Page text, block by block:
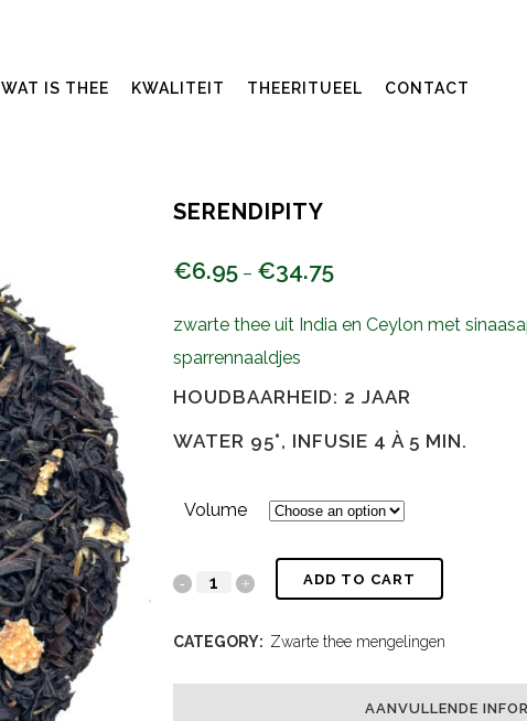
WAT IS THEE KWALITEIT THEERITUEEL CONTACT
SERENDIPITY
€6.95 – €34.75
zwarte thee uit India en Ceylon met
sparrennaaldjes
HOUDBAARHEID: 2 JAAR
WATER 95°, INFUSIE 4 À 5 MIN.
Volume
ADD TO CART
CATEGORY: Zwarte thee mengelingen
AANVULLENDE